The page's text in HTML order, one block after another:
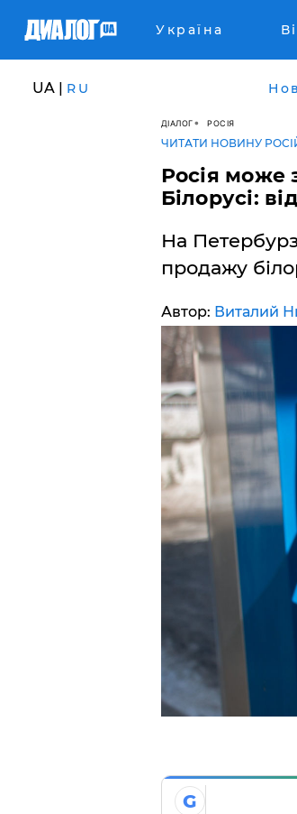
Україна
UA | RU
ДІАЛОГ РОСІЯ
ЧИТАТИ НОВИНУ
Росія може
Білорусі:
На
продажу
Автор: Виталий
G